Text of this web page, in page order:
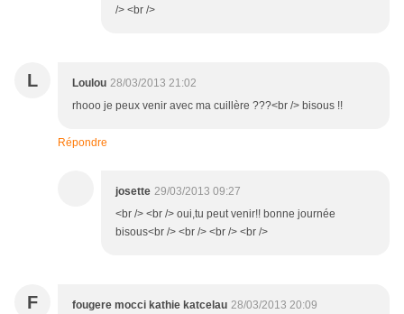
/> <br />
L Loulou 28/03/2013 21:02
rhooo je peux venir avec ma cuillère ???<br /> bisous !!
Répondre
josette 29/03/2013 09:27
<br /> <br /> oui,tu peut venir!! bonne journée
bisous<br /> <br /> <br /> <br />
F fougere mocci kathie katcelau 28/03/2013 20:09